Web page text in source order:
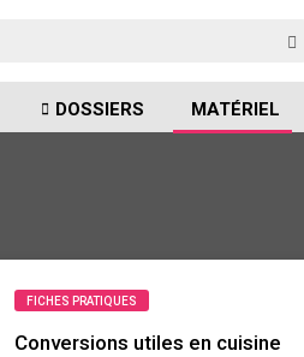
DOSSIERS MATÉRIEL
FICHES PRATIQUES
Conversions utiles en cuisine